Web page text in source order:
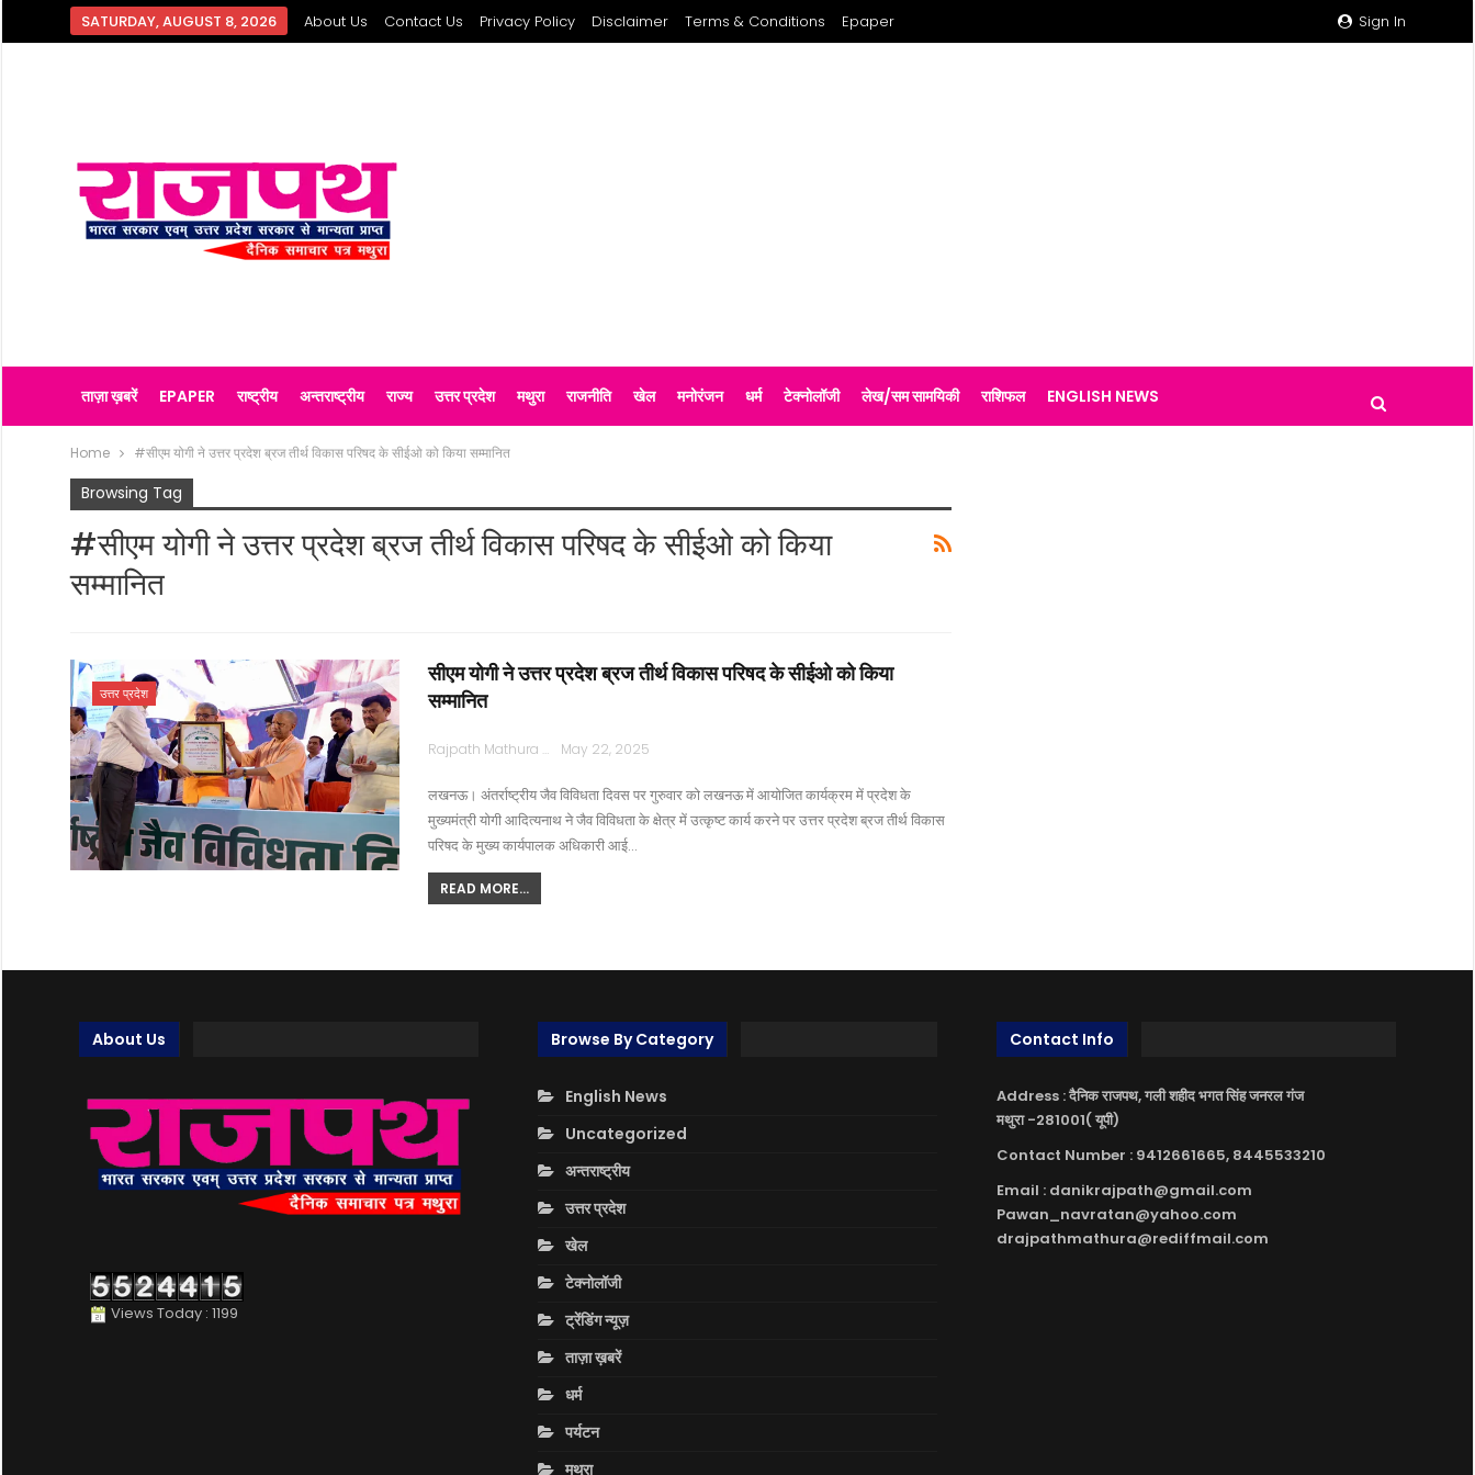
Sign In
SATURDAY, AUGUST 8, 2026 About Us Contact Us Privacy Policy Disclaimer Terms & Conditions Epaper
ताज़ा ख़बरें EPAPER राष्ट्रीय अन्तराष्ट्रीय राज्य उत्तर प्रदेश मथुरा राजनीति खेल मनोरंजन धर्म टेक्नोलॉजी लेख/सम सामयिकी राशिफल ENGLISH NEWS
Home #सीएम योगी ने उत्तर प्रदेश ब्रज तीर्थ विकास परिषद के सीईओ को किया सम्मानित
Browsing Tag
#सीएम योगी ने उत्तर प्रदेश ब्रज तीर्थ विकास परिषद के सीईओ को किया
सम्मानित
उत्तर प्रदेश
सीएम योगी ने उत्तर प्रदेश ब्रज तीर्थ विकास परिषद के सीईओ को किया
सम्मानित
Rajpath Mathura May 22, 2025
लखनऊ। अंतर्राष्ट्रीय जैव विविधता दिवस पर गुरुवार को लखनऊ में आयोजित कार्यक्रम में प्रदेश के
मुख्यमंत्री योगी आदित्यनाथ ने जैव विविधता के क्षेत्र में उत्कृष्ट कार्य करने पर उत्तर प्रदेश ब्रज तीर्थ विकास
परिषद के मुख्य कार्यपालक अधिकारी आई…
READ MORE...
About Us
Views Today : 1199
Browse By Category
English News
Uncategorized
अन्तराष्ट्रीय
उत्तर प्रदेश
खेल
टेक्नोलॉजी
ट्रेंडिंग न्यूज़
ताज़ा ख़बरें
धर्म
पर्यटन
मथुरा
Contact Info
Address : दैनिक राजपथ, गली शहीद भगत सिंह जनरल गंज
मथुरा -281001( यूपी)
Contact Number : 9412661665, 8445533210
Email : danikrajpath@gmail.com
Pawan_navratan@yahoo.com
drajpathmathura@rediffmail.com